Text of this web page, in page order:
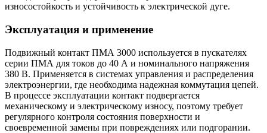
износостойкость и устойчивость к электрической дуге.
Эксплуатация и применение
Подвижный контакт ПМА 3000 используется в пускателях
серии ПМА для токов до 40 А и номинального напряжения
380 В. Применяется в системах управления и распределения
электроэнергии, где необходима надежная коммутация цепей.
В процессе эксплуатации контакт подвергается
механическому и электрическому износу, поэтому требует
регулярного контроля состояния поверхности и
своевременной замены при повреждениях или подгорании.